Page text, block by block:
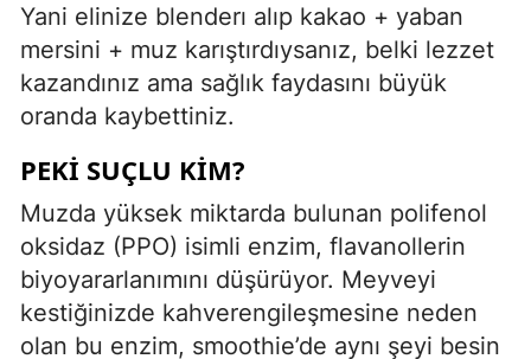
Yani elinize blenderı alıp kakao + yaban
mersini + muz karıştırdıysanız, belki lezzet
kazandınız ama sağlık faydasını büyük
oranda kaybettiniz.
PEKI SUÇLU KIM?
Muzda yüksek miktarda bulunan polifenol
oksidaz (PPO) isimli enzim, flavanollerin
biyoyararlanımını düşürüyor. Meyveyi
kestiğinizde kahverengileşmesine neden
olan bu enzim, smoothie’de aynı şeyi besin